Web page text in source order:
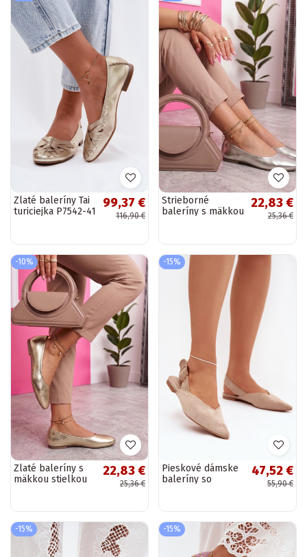
Zlaté baleríny Tai
turiciejka P7542-41
99,37 €
116,90 €
Strieborné
baleríny s mäkkou
22,83 €
25,36 €
-10%
Zlaté baleríny s
mäkkou stielkou
22,83 €
25,36 €
-15%
Pieskové dámske
baleríny so
47,52 €
55,90 €
-15% -15%